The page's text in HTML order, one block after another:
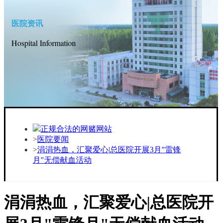
医院资讯
Hospital Information
正规合法的网赌网站
医院要闻
涓涓热血，汇聚爱心|总医院开展3月"雷锋
月"无偿献血活动
涓涓热血，汇聚爱心|总医院开